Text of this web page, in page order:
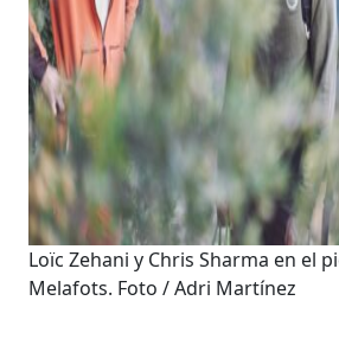
Loïc Zehani y Chris Sharma en el
Melafots. Foto / Adri Martínez